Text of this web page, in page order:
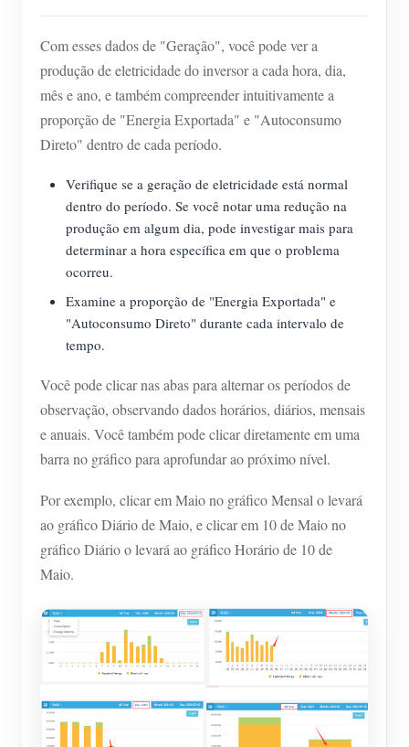
Com esses dados de "Geração", você pode ver a
produção de eletricidade do inversor a cada hora, dia,
mês e ano, e também compreender intuitivamente a
proporção de "Energia Exportada" e "Autoconsumo
Direto" dentro de cada período.
Verifique se a geração de eletricidade está normal
dentro do período. Se você notar uma redução na
produção em algum dia, pode investigar mais para
determinar a hora específica em que o problema
ocorreu.
Examine a proporção de "Energia Exportada" e
"Autoconsumo Direto" durante cada intervalo de
tempo.
Você pode clicar nas abas para alternar os períodos de
observação, observando dados horários, diários, mensais
e anuais. Você também pode clicar diretamente em uma
barra no gráfico para aprofundar ao próximo nível.
Por exemplo, clicar em Maio no gráfico Mensal o levará
ao gráfico Diário de Maio, e clicar em 10 de Maio no
gráfico Diário o levará ao gráfico Horário de 10 de
Maio.